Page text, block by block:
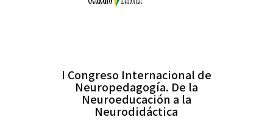
I Congreso Internacional de
Neuropedagogía. De la
Neuroeducación a la
Neurodidáctica